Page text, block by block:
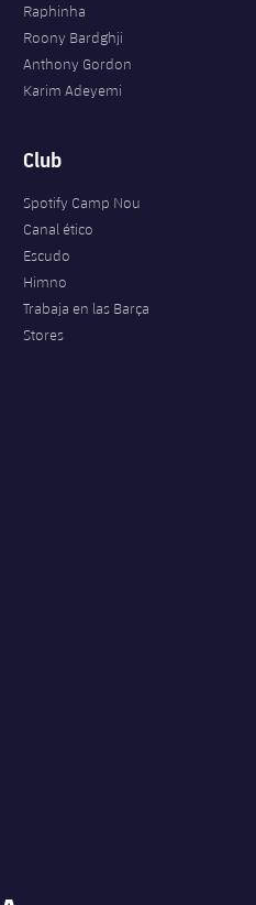
Raphinha
Roony Bardghji
Anthony Gordon
Karim Adeyemi
Club
Spotify Camp Nou
Canal ético
Escudo
Himno
Trabaja en las Barça
Stores